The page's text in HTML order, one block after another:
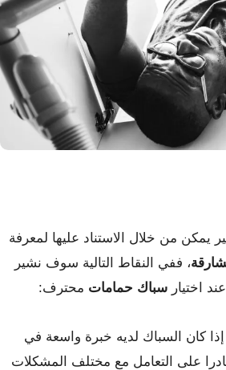
يمكن من خلال الاستناد عليها لمعرفة
، ففي النقاط التالية سوف نشير
اختيار سباك حمامات محترف:
كان السباك لديه خبرة واسعة في
على التعامل مع مختلف المشكلات